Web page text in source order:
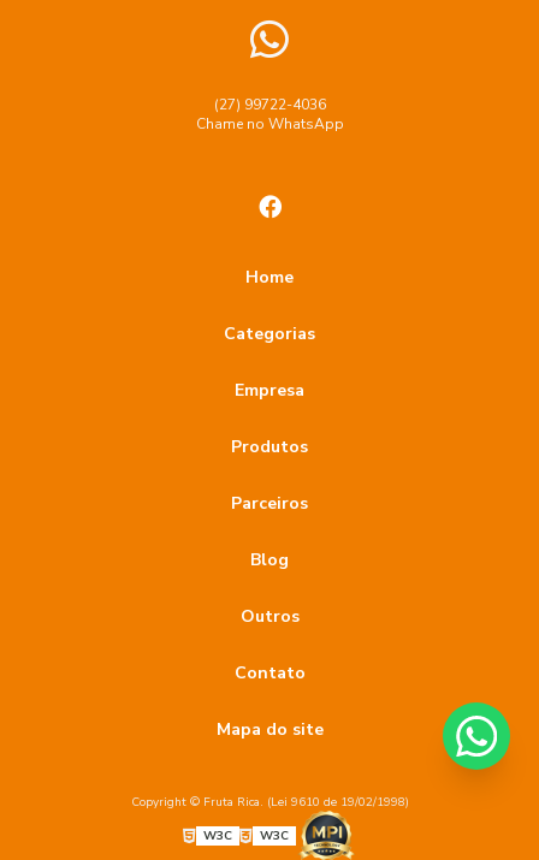
(27) 99722-4036
Chame no WhatsApp
Home
Categorias
Empresa
Produtos
Parceiros
Blog
Outros
Contato
Mapa do site
Copyright © Fruta Rica. (Lei 9610 de 19/02/1998)
W3C
W3C